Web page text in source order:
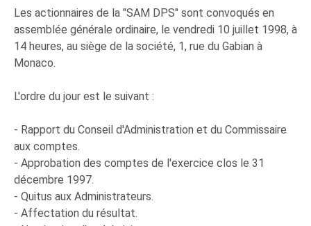
Les actionnaires de la "SAM DPS" sont convoqués en
assemblée générale ordinaire, le vendredi 10 juillet 1998, à
14 heures, au siège de la société, 1, rue du Gabian à
Monaco.
L'ordre du jour est le suivant :
- Rapport du Conseil d'Administration et du Commissaire
aux comptes.
- Approbation des comptes de l'exercice clos le 31
décembre 1997.
- Quitus aux Administrateurs.
- Affectation du résultat.